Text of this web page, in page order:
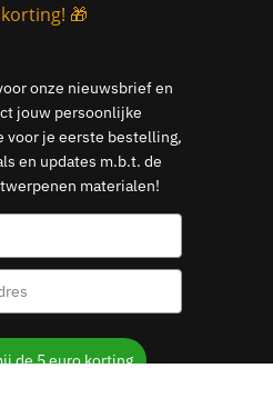
🎁
onze nieuwsbrief en
jouw persoonlijke
voor je eerste bestelling,
en updates m.b.t. de
materialen!
de 5 euro korting